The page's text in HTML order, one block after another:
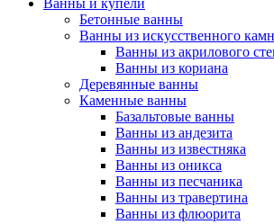
Ванны и купели
Бетонные ванны
Ванны из искусственного
Ванны из акрилового
Ванны из кориана
Деревянные ванны
Каменные ванны
Базальтовые ванны
Ванны из андезита
Ванны из известняка
Ванны из оникса
Ванны из песчаника
Ванны из травертина
Ванны из флюорита